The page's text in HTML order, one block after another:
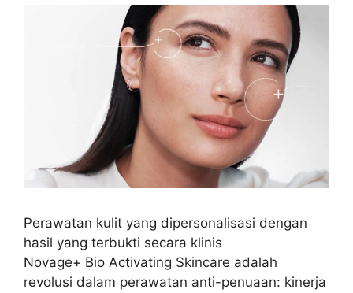
Perawatan kulit yang dipersonalisasi dengan
hasil yang terbukti secara klinis
Novage+ Bio Activating Skincare adalah
revolusi dalam perawatan anti-penuaan: kinerja